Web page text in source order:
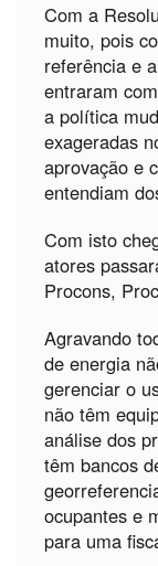
Com a
muito, pois
referência e
entraram
a política
exageradas
aprovação e
entendiam
Com isto
atores
Procons,
Agravando
de energia
gerenciar o
não têm
análise dos
têm bancos
ocupantes e
para uma